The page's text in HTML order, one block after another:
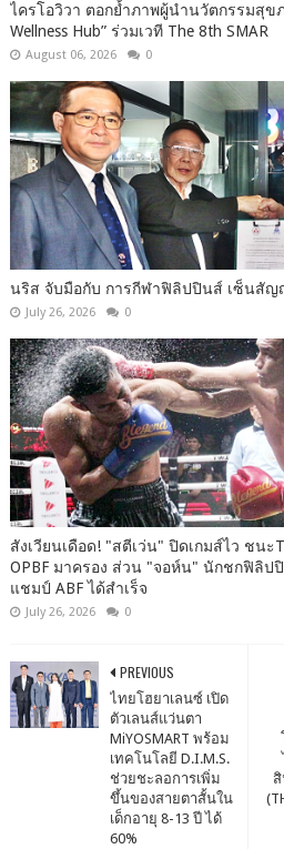
ไครโอวิวา ตอกย้ำภาพผู้นำนวัตกรรมสุข
Wellness Hub” ร่วมเวที The 8th SMAR
August 06, 2026 0
นริส จับมือกับ การกีฬาฟิลิปปินส์ เซ็นสัญ
July 26, 2026 0
สังเวียนเดือด! "สตีเว่น" ปิดเกมส์ไว ชนะ
OPBF มาครอง ส่วน "จอห์น" นักชกฟิลิ
แชมป์ ABF ได้สำเร็จ
July 26, 2026 0
PREVIOUS
ไทยโฮยาเลนซ์ เปิด
ตัวเลนส์แว่นตา
MiYOSMART พร้อม
เทคโนโลยี D.I.M.S.
ช่วยชะลอการเพิ่ม
ขึ้นของสายตาสั้นใน
เด็กอายุ 8-13 ปี ได้
60%